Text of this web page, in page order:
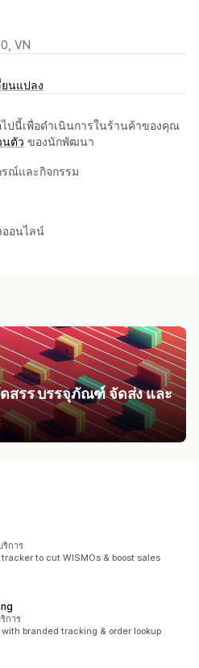
VN
นแปลง
ปนี้เพื่อดำเนินการในร้านค้าของคุณ
นตัว ของนักพัฒนา
ณ์และกิจกรรม
อนไลน์
สรร บรรจุภัณฑ์ จัดส่ง และ
ริการ
to cut WISMOs & boost sales
การ
branded tracking & order lookup